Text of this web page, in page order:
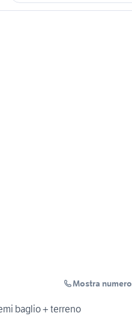
Mostra numero
baglio + terreno